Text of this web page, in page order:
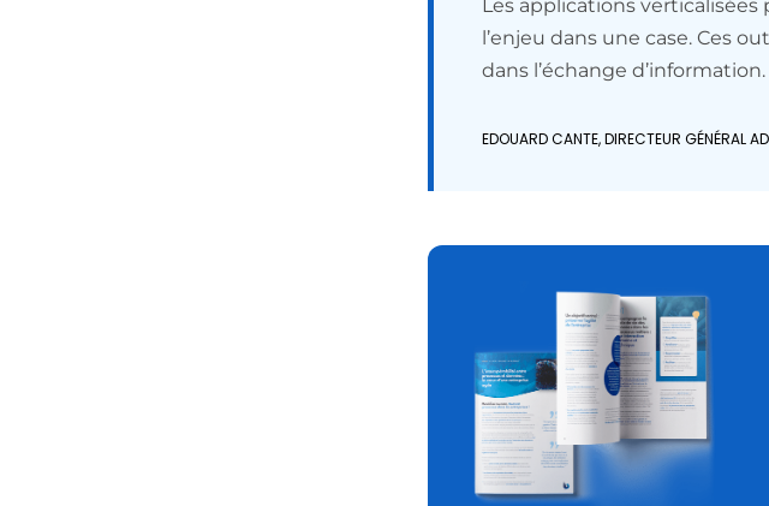
Les applications
l’enjeu dans une case. Ces
dans l’échange d’information.
EDOUARD CANTE, DIRECTEUR GÉNÉRAL